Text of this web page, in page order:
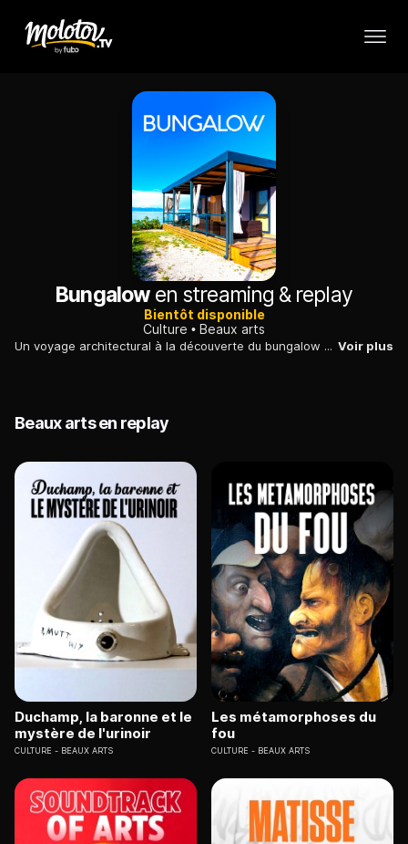
Bungalowen streaming & replay
Bientôt disponible
Culture
Beaux arts
Un voyage architectural à la découverte du bungalow et de ses avatars, depuis son modèle venu du Bengale jusqu'aux luxueuses villas californiennes. Voir plus
Beaux arts en replay
Duchamp, la baronne et le
mystère de l'urinoir
CULTURE BEAUX ARTS
Les métamorphoses du
fou
CULTURE BEAUX ARTS